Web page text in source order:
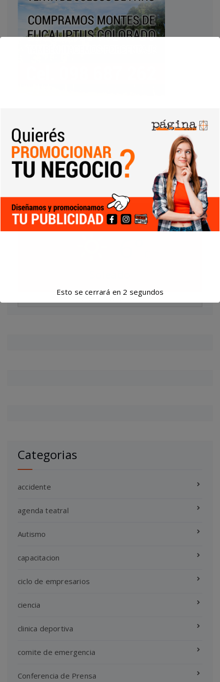
Tiempo en Durazno
Weather25
Categorias
accidente
agenda teatral
Autismo
capacitacion
ciclo de empresarios
ciencia
clinica deportiva
comite de emergencia
Conferencia de Prensa
Esto se cerrará en 1 segundos